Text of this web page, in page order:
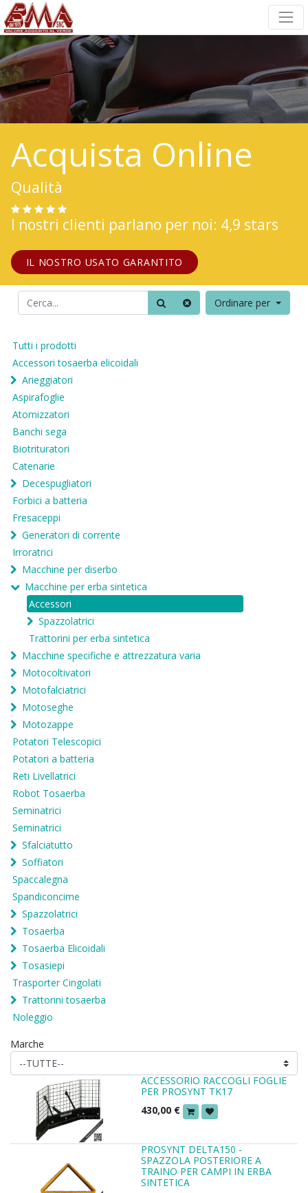
Acquista Online
Qualità
I nostri clienti parlano per noi: 4,9 stars
IL NOSTRO USATO GARANTITO
Ordinare per
Tutti i prodotti
Accessori tosaerba elicoidali
Arieggiatori
Aspirafoglie
Atomizzatori
Banchi sega
Biotrituratori
Catenarie
Decespugliatori
Forbici a batteria
Fresaceppi
Generatori di corrente
Irroratrici
Macchine per diserbo
Macchine per erba sintetica
Accessori
Spazzolatrici
Trattorini per erba sintetica
Macchine specifiche e attrezzatura varia
Motocoltivatori
Motofalciatrici
Motoseghe
Motozappe
Potatori Telescopici
Potatori a batteria
Reti Livellatrici
Robot Tosaerba
Seminatrici
Seminatrici
Sfalciatutto
Soffiatori
Spaccalegna
Spandiconcime
Spazzolatrici
Tosaerba
Tosaerba Elicoidali
Tosasiepi
Trasporter Cingolati
Trattorini tosaerba
Noleggio
Marche
ACCESSORIO RACCOGLI FOGLIE
PER PROSYNT TK17
430,00 €
PROSYNT DELTA150 -
SPAZZOLA POSTERIORE A
TRAINO PER CAMPI IN ERBA
SINTETICA